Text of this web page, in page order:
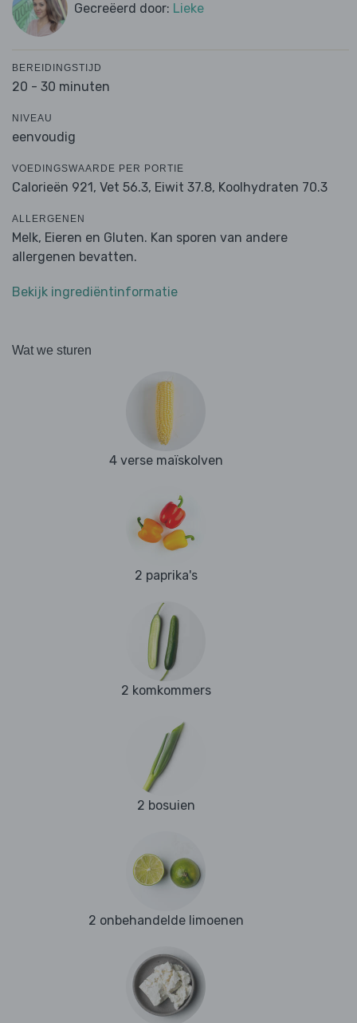
Gecreëerd door: Lieke
BEREIDINGSTIJD
20 - 30 minuten
NIVEAU
eenvoudig
VOEDINGSWAARDE PER PORTIE
Calorieën 921, Vet 56.3, Eiwit 37.8, Koolhydraten 70.3
ALLERGENEN
Melk, Eieren en Gluten. Kan sporen van andere
allergenen bevatten.
Bekijk ingrediëntinformatie
Wat we sturen
4 verse maïskolven
2 paprika's
2 komkommers
2 bosuien
2 onbehandelde limoenen